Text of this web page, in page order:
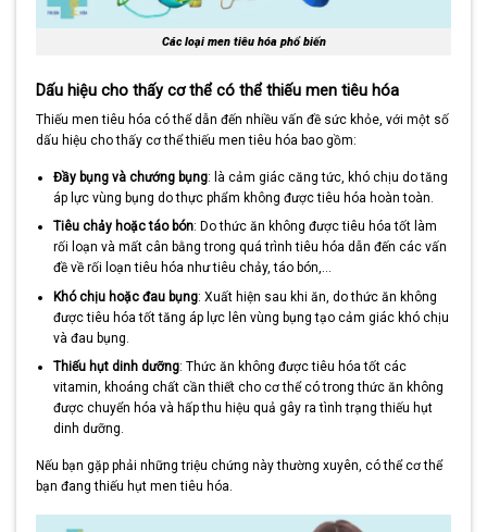
Các loại men tiêu hóa phổ biến
Dấu hiệu cho thấy cơ thể có thể thiếu men tiêu hóa
Thiếu men tiêu hóa có thể dẫn đến nhiều vấn đề sức khỏe, với một số
dấu hiệu cho thấy cơ thể thiếu men tiêu hóa bao gồm:
Đầy bụng và chướng bụng: là cảm giác căng tức, khó chịu do tăng
áp lực vùng bụng do thực phẩm không được tiêu hóa hoàn toàn.
Tiêu chảy hoặc táo bón: Do thức ăn không được tiêu hóa tốt làm
rối loạn và mất cân bằng trong quá trình tiêu hóa dẫn đến các vấn
đề về rối loạn tiêu hóa như tiêu chảy, táo bón,…
Khó chịu hoặc đau bụng: Xuất hiện sau khi ăn, do thức ăn không
được tiêu hóa tốt tăng áp lực lên vùng bụng tạo cảm giác khó chịu
và đau bụng.
Thiếu hụt dinh dưỡng: Thức ăn không được tiêu hóa tốt các
vitamin, khoáng chất cần thiết cho cơ thể có trong thức ăn không
được chuyển hóa và hấp thu hiệu quả gây ra tình trạng thiếu hụt
dinh dưỡng.
Nếu bạn gặp phải những triệu chứng này thường xuyên, có thể cơ thể
bạn đang thiếu hụt men tiêu hóa.